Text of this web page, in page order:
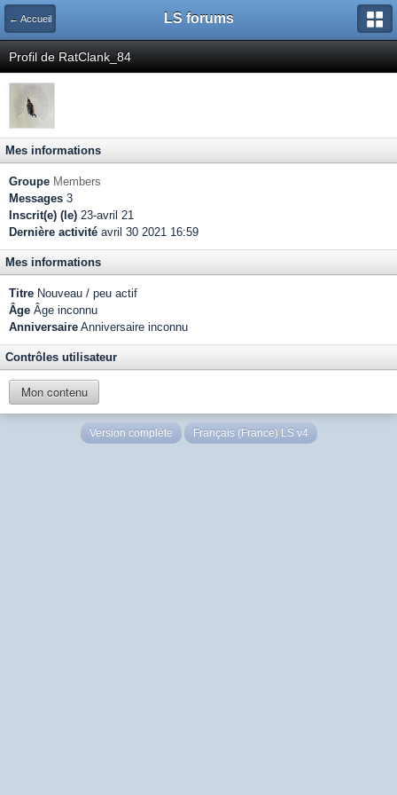
← Accueil LS forums
Profil de RatClank_84
Mes informations
Groupe Members
Messages 3
Inscrit(e) (le) 23-avril 21
Dernière activité avril 30 2021 16:59
Mes informations
Titre Nouveau / peu actif
Âge Âge inconnu
Anniversaire Anniversaire inconnu
Contrôles utilisateur
Mon contenu
Version complète Français (France) LS v4